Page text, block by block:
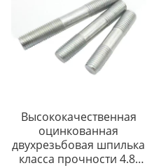
Высококачественная
оцинкованная
двухрезьбовая шпилька
класса прочности 4.8,